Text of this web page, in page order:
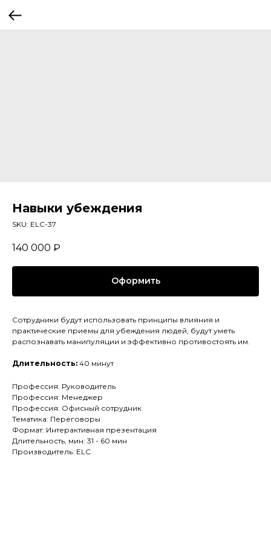
Навыки убеждения
SKU: ELC-37
140 000 ₽
Оформить
Сотрудники будут использовать принципы влияния и
практические приемы для убеждения людей, будут уметь
распознавать манипуляции и эффективно противостоять им.
Длительность: 40 минут
Профессия: Руководитель
Профессия: Менеджер
Профессия: Офисный сотрудник
Тематика: Переговоры
Формат: Интерактивная презентация
Длительность, мин: 31 - 60 мин
Производитель: ELC